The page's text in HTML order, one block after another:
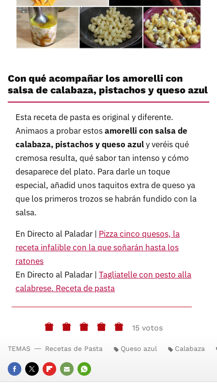
Con qué acompañar los amorelli con
salsa de calabaza, pistachos y queso azul
Esta receta de pasta es original y diferente.
Animaos a probar estosamorelli con salsa de
calabaza, pistachos y queso azuly veréis qué
cremosa resulta, qué sabor tan intenso y cómo
desaparece del plato. Para darle un toque
especial, añadid unos taquitos extra de queso ya
que los primeros trozos se habrán fundido con la
salsa.
En Directo al Paladar | Pizza cinco quesos, la
receta infalible con la que soñarán hasta los
ratones
En Directo al Paladar | Tagliatelle con pesto alla
calabrese. Receta de pasta
15 votos
TEMAS Recetas de Pasta Queso azul Calabaza